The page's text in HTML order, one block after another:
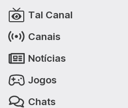
Tal Canal
Canais
Notícias
Jogos
Chats